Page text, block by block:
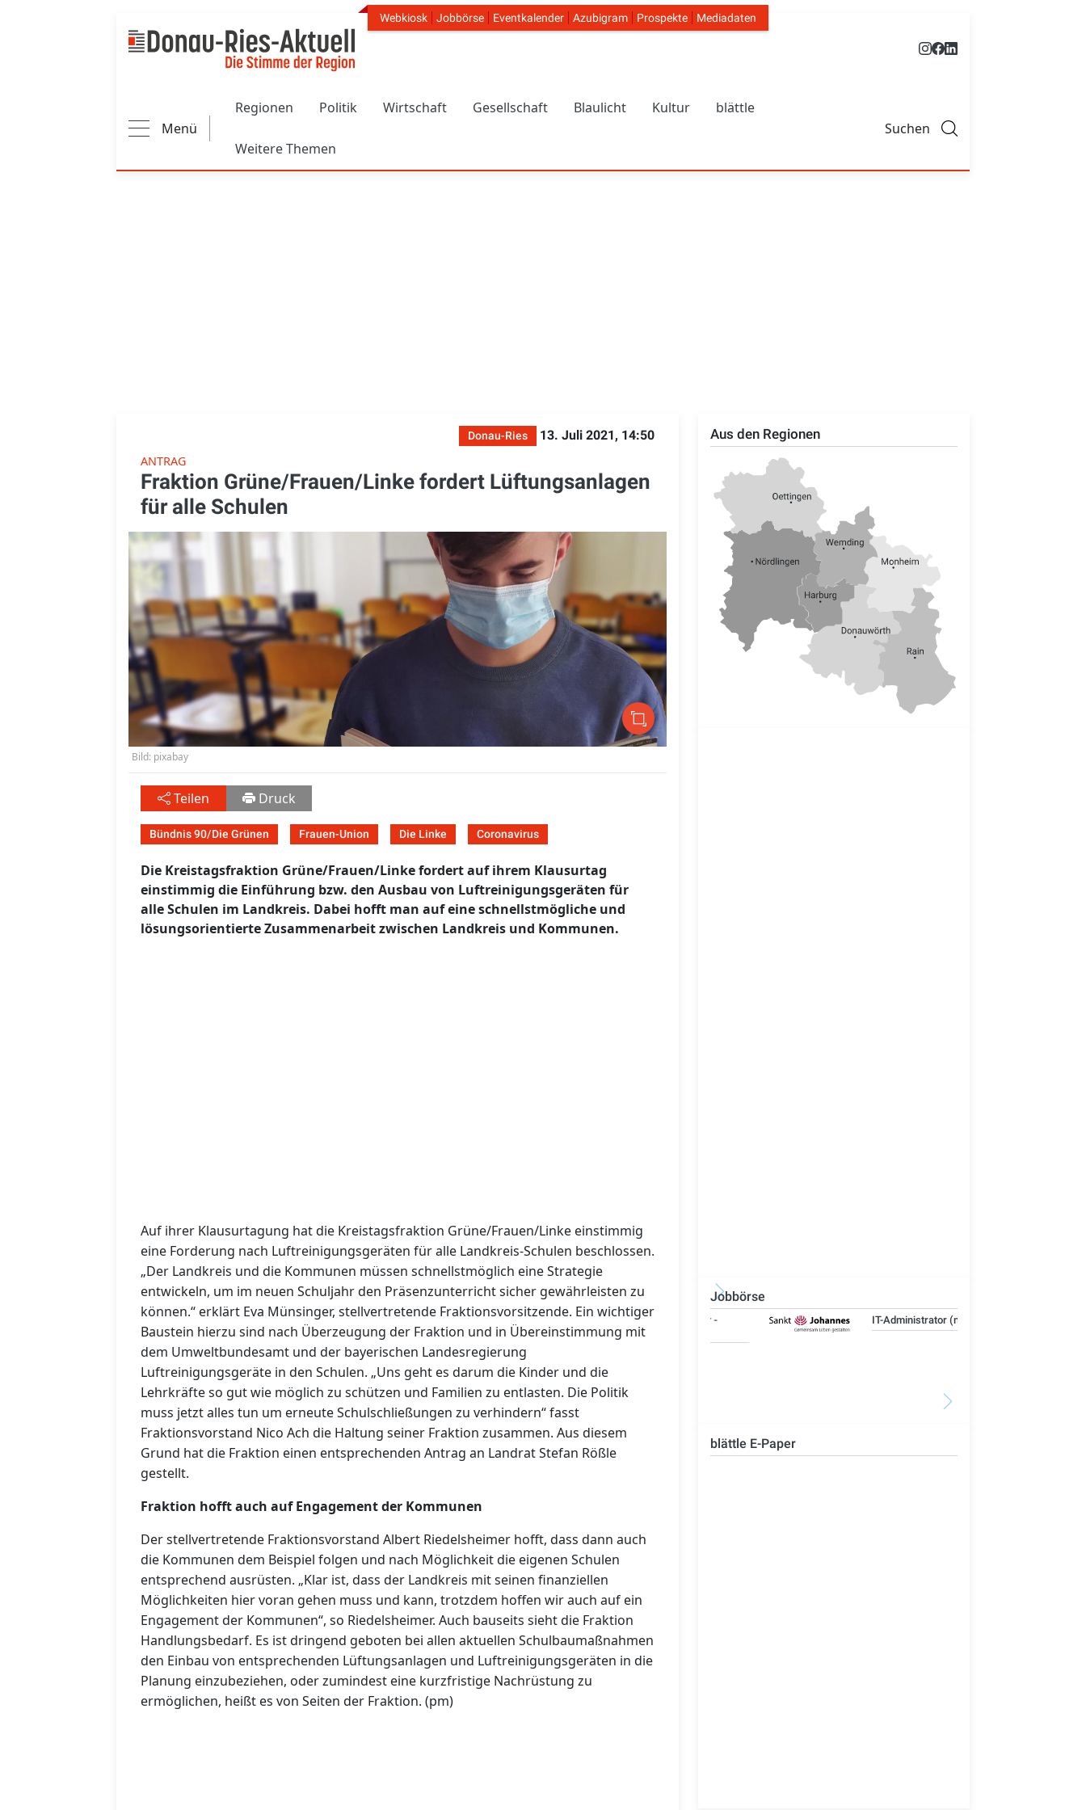
Header Navigation
Webkiosk Jobbörse Eventkalender Azubigram Prospekte Mediadaten
Menü
Regionen Politik Wirtschaft Gesellschaft Blaulicht Kultur blättle
Weitere Themen
Suchen
Donau-Ries
13. Juli 2021, 14:50
ANTRAG
Fraktion Grüne/Frauen/Linke fordert Lüftungsanlagen
für alle Schulen
Bild: pixabay
Teilen Druck
Bündnis 90/Die Grünen Frauen-Union Die Linke Coronavirus
Die Kreistagsfraktion Grüne/Frauen/Linke fordert auf ihrem Klausurtag
einstimmig die Einführung bzw. den Ausbau von Luftreinigungsgeräten für
alle Schulen im Landkreis. Dabei hofft man auf eine schnellstmögliche und
lösungsorientierte Zusammenarbeit zwischen Landkreis und Kommunen.
Auf ihrer Klausurtagung hat die Kreistagsfraktion Grüne/Frauen/Linke einstimmig
eine Forderung nach Luftreinigungsgeräten für alle Landkreis-Schulen beschlossen.
„Der Landkreis und die Kommunen müssen schnellstmöglich eine Strategie
entwickeln, um im neuen Schuljahr den Präsenzunterricht sicher gewährleisten zu
können.“ erklärt Eva Münsinger, stellvertretende Fraktionsvorsitzende. Ein wichtiger
Baustein hierzu sind nach Überzeugung der Fraktion und in Übereinstimmung mit
dem Umweltbundesamt und der bayerischen Landesregierung
Luftreinigungsgeräte in den Schulen. „Uns geht es darum die Kinder und die
Lehrkräfte so gut wie möglich zu schützen und Familien zu entlasten. Die Politik
muss jetzt alles tun um erneute Schulschließungen zu verhindern“ fasst
Fraktionsvorstand Nico Ach die Haltung seiner Fraktion zusammen. Aus diesem
Grund hat die Fraktion einen entsprechenden Antrag an Landrat Stefan Rößle
gestellt.
Fraktion hofft auch auf Engagement der Kommunen
Der stellvertretende Fraktionsvorstand Albert Riedelsheimer hofft, dass dann auch
die Kommunen dem Beispiel folgen und nach Möglichkeit die eigenen Schulen
entsprechend ausrüsten. „Klar ist, dass der Landkreis mit seinen finanziellen
Möglichkeiten hier voran gehen muss und kann, trotzdem hoffen wir auch auf ein
Engagement der Kommunen“, so Riedelsheimer. Auch bauseits sieht die Fraktion
Handlungsbedarf. Es ist dringend geboten bei allen aktuellen Schulbaumaßnahmen
den Einbau von entsprechenden Lüftungsanlagen und Luftreinigungsgeräten in die
Planung einzubeziehen, oder zumindest eine kurzfristige Nachrüstung zu
ermöglichen, heißt es von Seiten der Fraktion. (pm)
Aus den Regionen
Jobbörse
Technischer Leiter -
Bauleiter (m/w/d)
IT-Administrator (m/w/d)
blättle E-Paper